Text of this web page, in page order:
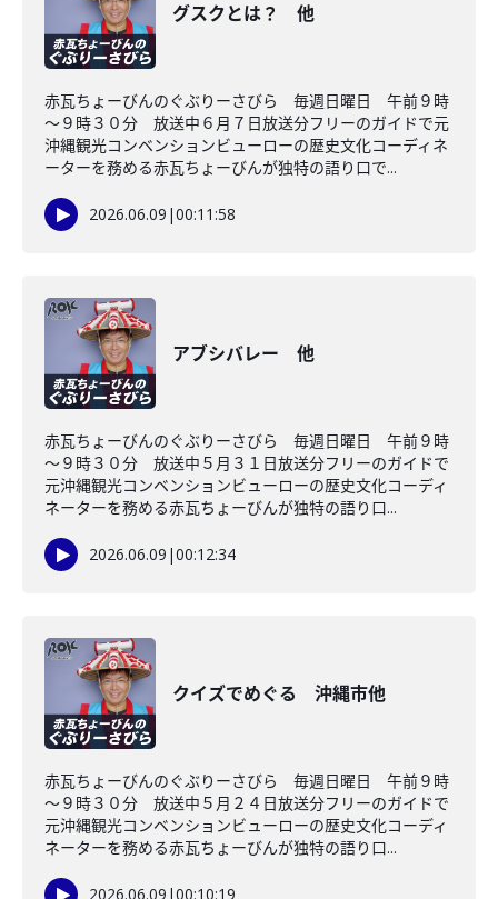
グスクとは？ 他
赤瓦ちょーびんのぐぶりーさびら 毎週日曜日 午前９時
～９時３０分 放送中６月７日放送分フリーのガイドで元
沖縄観光コンベンションビューローの歴史文化コーディネ
ーターを務める赤瓦ちょーびんが独特の語り口で...
2026.06.09 |00:11:58
アブシバレー 他
赤瓦ちょーびんのぐぶりーさびら 毎週日曜日 午前９時
～９時３０分 放送中５月３１日放送分フリーのガイドで
元沖縄観光コンベンションビューローの歴史文化コーディ
ネーターを務める赤瓦ちょーびんが独特の語り口...
2026.06.09 |00:12:34
クイズでめぐる 沖縄市他
赤瓦ちょーびんのぐぶりーさびら 毎週日曜日 午前９時
～９時３０分 放送中５月２４日放送分フリーのガイドで
元沖縄観光コンベンションビューローの歴史文化コーディ
ネーターを務める赤瓦ちょーびんが独特の語り口...
2026.06.09 |00:10:19